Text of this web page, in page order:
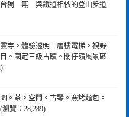
獨一無二與鐵道相依的登山步道
寺。體驗透明三層樓電梯。視野
。國定三級古蹟。關仔嶺風景區
。茶。空間。古琴。窯烤麵包。
覽：28,289)